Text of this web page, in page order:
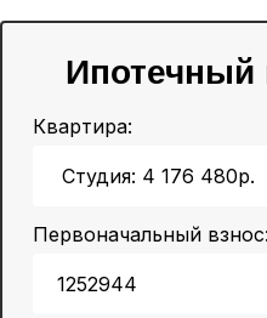
Ипотечный
Квартира:
Первоначальный взнос: